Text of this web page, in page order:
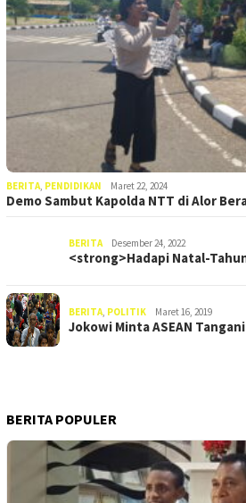
BERITA, PENDIDIKAN Maret 22, 2024
Demo Sambut Kapolda NTT di Alor
BERITA Desember 24, 2022
<strong>Hadapi Natal-
BERITA, POLITIK Maret 16, 2019
Jokowi Minta ASEAN
BERITA POPULER